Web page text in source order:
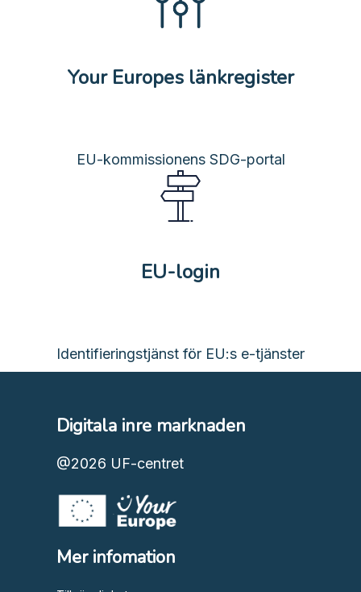
Your Europes länkregister
EU-kommissionens SDG-portal
EU-login
Identifieringstjänst för EU:s e-tjänster
Digitala inre marknaden
@2026 UF-centret
Mer infomation